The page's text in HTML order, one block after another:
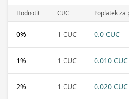
Hodnotit CUC Poplatek za
0% 1 CUC 0.0 CUC
1% 1 CUC 0.010 CUC
2% 1 CUC 0.020 CUC